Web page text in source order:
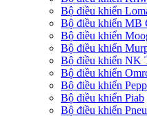
Bộ điều khiển
Bộ điều khiển MB
Bộ điều khiển
Bộ điều khiển
Bộ điều khiển NK
Bộ điều khiển
Bộ điều khiển
Bộ điều khiển Piab
Bộ điều khiển